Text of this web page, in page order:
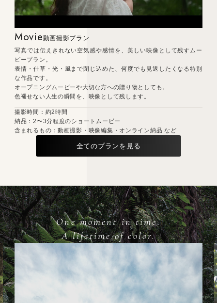
Movie動画撮影プラン
写真では伝えきれない空気感や感情を、美しい映像として残すムー
ビープラン。
表情・仕草・光・風まで閉じ込めた、何度でも見返したくなる特別
な作品です。
オープニングムービーや大切な方への贈り物としても。
色褪せない人生の瞬間を、映像として残します。
撮影時間：約2時間
納品：2〜3分程度のショートムービー
含まれるもの：動画撮影・映像編集・オンライン納品 など
全てのプランを見る
One moment in time.
A lifetime of color.